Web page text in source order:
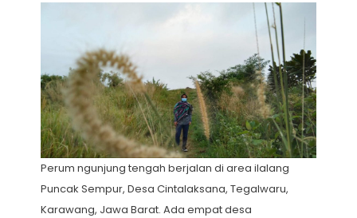
Perum ngunjung tengah berjalan di area ilalang
Puncak Sempur, Desa Cintalaksana, Tegalwaru,
Karawang, Jawa Barat. Ada empat desa